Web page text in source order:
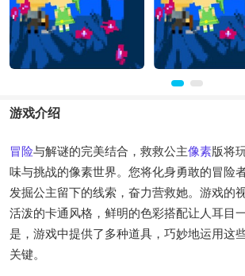
游戏介绍
冒险与解谜的完美结合，救救公主像素版将
味与挑战的像素世界。您将化身勇敢的冒险
发掘公主留下的线索，奋力营救她。游戏的
活泼的卡通风格，鲜明的色彩搭配让人耳目
是，游戏中提供了多种道具，巧妙地运用这
关键。